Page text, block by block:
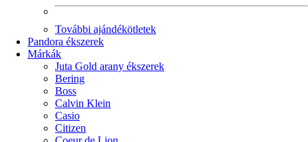
További ajándékötletek
Pandora ékszerek
Márkák
Juta Gold arany ékszerek
Bering
Boss
Calvin Klein
Casio
Citizen